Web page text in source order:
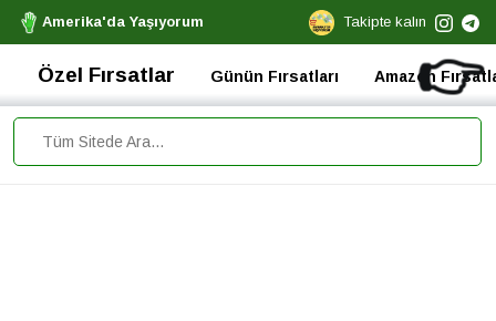
Amerika'da Yaşıyorum Takipte kalın
👉
Özel Fırsatlar Günün Fırsatları Amazon